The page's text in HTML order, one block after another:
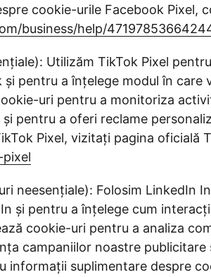
cookie-urile Facebook Pixel,
business/help/
Utilizăm TikTok Pixel
pentru a înțelege modul în
uri pentru a monitoriza
pentru a oferi reclame
Pixel, vizitați pagina oficială
neesențiale): Folosim LinkedIn
și pentru a înțelege cum
cookie-uri pentru a analiza
campaniilor noastre publicitare
informații suplimentare despre